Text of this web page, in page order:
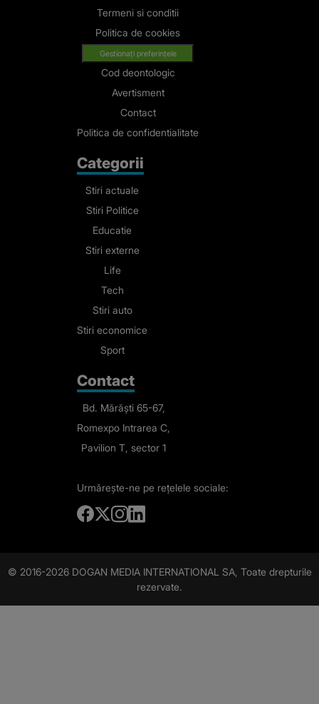
Termeni si conditii
Politica de cookies
Gestionați preferințele
Cod deontologic
Avertisment
Contact
Politica de confidentialitate
Categorii
Stiri actuale
Stiri Politice
Educatie
Stiri externe
Life
Tech
Stiri auto
Stiri economice
Sport
Contact
Bd. Mărăști 65-67,
Romexpo Intrarea C,
Pavilion T, sector 1
Urmărește-ne pe rețelele sociale:
© 2016-2026 DOGAN MEDIA INTERNATIONAL SA, Toate drepturile
rezervate.